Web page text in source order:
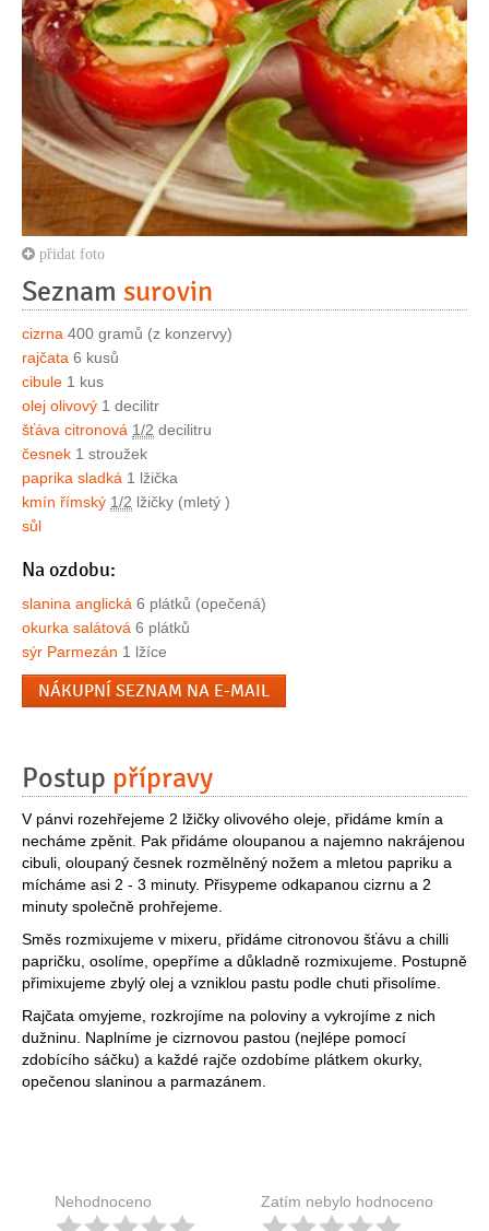
přidat foto
Seznam surovin
cizrna 400 gramů (z konzervy)
rajčata 6 kusů
cibule 1 kus
olej olivový 1 decilitr
šťáva citronová 1/2 decilitru
česnek 1 stroužek
paprika sladká 1 lžička
kmín římský 1/2 lžičky (mletý )
sůl
Na ozdobu:
slanina anglická 6 plátků (opečená)
okurka salátová 6 plátků
sýr Parmezán 1 lžíce
NÁKUPNÍ SEZNAM NA E-MAIL
Postup přípravy
V pánvi rozehřejeme 2 lžičky olivového oleje, přidáme kmín a
necháme zpěnit. Pak přidáme oloupanou a najemno nakrájenou
cibuli, oloupaný česnek rozmělněný nožem a mletou papriku a
mícháme asi 2 - 3 minuty. Přisypeme odkapanou cizrnu a 2
minuty společně prohřejeme.
Směs rozmixujeme v mixeru, přidáme citronovou šťávu a chilli
papričku, osolíme, opepříme a důkladně rozmixujeme. Postupně
přimixujeme zbylý olej a vzniklou pastu podle chuti přisolíme.
Rajčata omyjeme, rozkrojíme na poloviny a vykrojíme z nich
dužninu. Naplníme je cizrnovou pastou (nejlépe pomocí
zdobícího sáčku) a každé rajče ozdobíme plátkem okurky,
opečenou slaninou a parmazánem.
Nehodnoceno Zatím nebylo hodnoceno